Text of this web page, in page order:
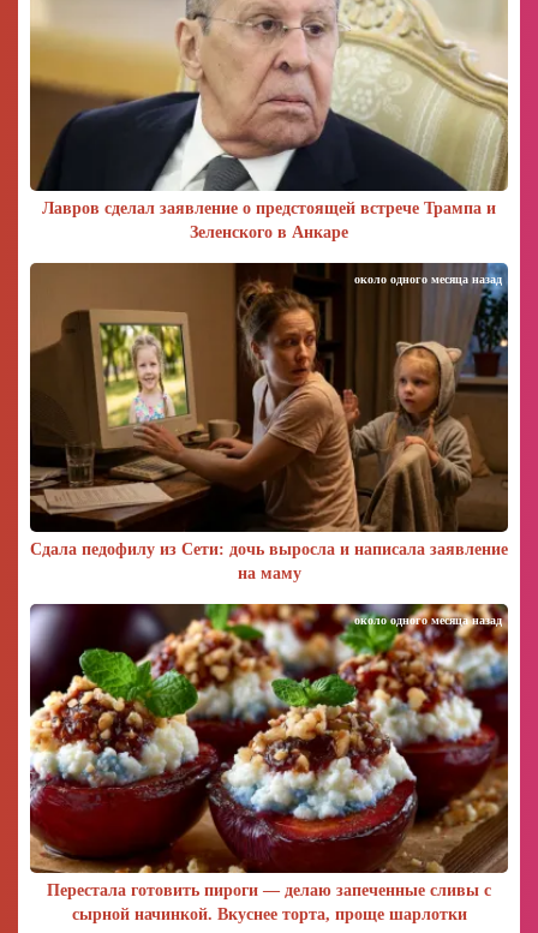
Лавров сделал заявление о предстоящей встрече Трампа и
Зеленского в Анкаре
Сдала педофилу из Сети: дочь выросла и написала заявление
на маму
около одного месяца назад
Перестала готовить пироги — делаю запеченные сливы с
сырной начинкой. Вкуснее торта, проще шарлотки
около одного месяца назад